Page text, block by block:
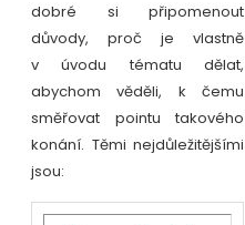
dobré si připomenout
důvody, proč je vlastně
v úvodu tématu dělat,
abychom věděli, k čemu
směřovat pointu takového
konání. Těmi nejdůležitějšími
jsou: